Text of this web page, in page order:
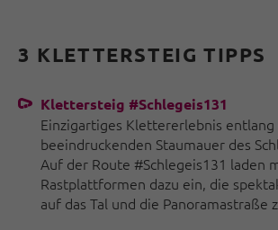
3 KLETTERSTEIG TIPPS
Klettersteig #Schlegeis131
Einzigartiges Klettererlebnis
beeindruckenden Staumauer des
Auf der Route #Schlegeis131 laden
Rastplattformen dazu ein, die
auf das Tal und die Panoramastraße